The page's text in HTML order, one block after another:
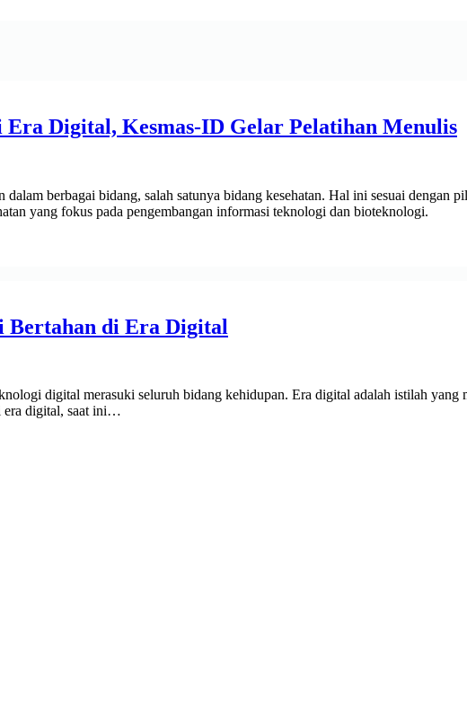
Digital, Kesmas-ID Gelar Pelatihan Menulis
berbagai bidang, salah satunya bidang kesehatan. Hal ini sesuai dengan
yang fokus pada pengembangan informasi teknologi dan bioteknologi.
Bertahan di Era Digital
digital merasuki seluruh bidang kehidupan. Era digital adalah istilah
era digital, saat ini…